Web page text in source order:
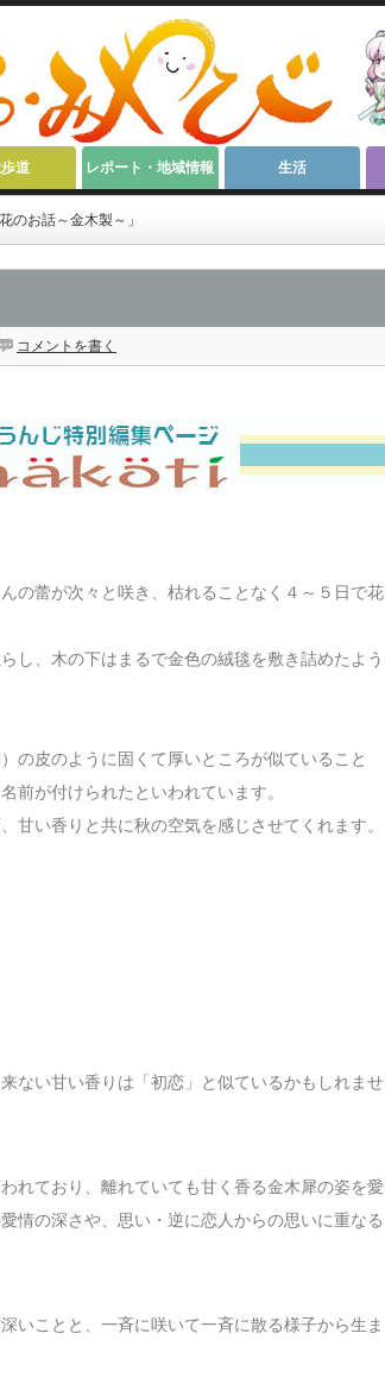
道 レポート・地域情報 生活
花のお話～金木製～」
コメントを書く
の蕾が次々と咲き、枯れることなく４～５日で花
し、木の下はまるで金色の絨毯を敷き詰めたよう
の皮のように固くて厚いところが似ていること
前が付けられたといわれています。
甘い香りと共に秋の空気を感じさせてくれます。
ない甘い香りは「初恋」と似ているかもしれませ
れており、離れていても甘く香る金木犀の姿を愛
情の深さや、思い・逆に恋人からの思いに重なる
いことと、一斉に咲いて一斉に散る様子から生ま